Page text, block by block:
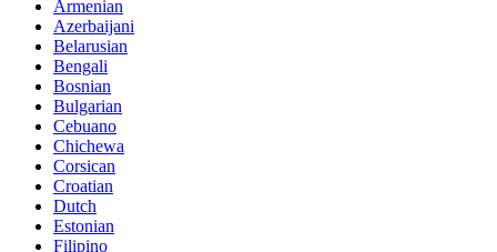
Armenian
Azerbaijani
Belarusian
Bengali
Bosnian
Bulgarian
Cebuano
Chichewa
Corsican
Croatian
Dutch
Estonian
Filipino